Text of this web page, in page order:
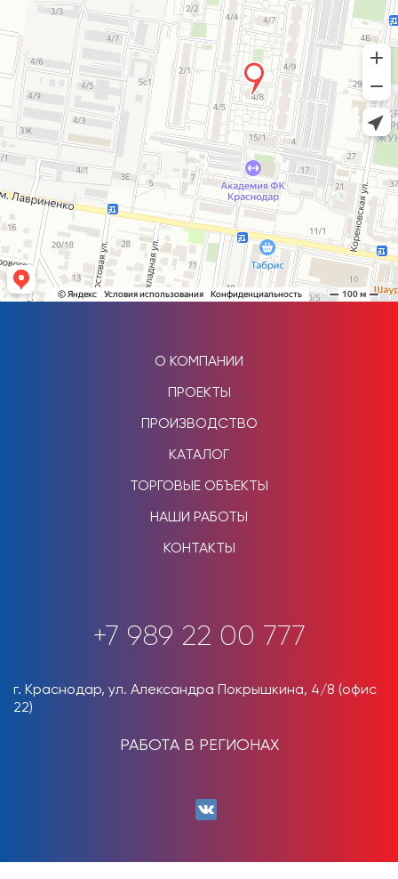
О КОМПАНИИ
ПРОЕКТЫ
ПРОИЗВОДСТВО
КАТАЛОГ
ТОРГОВЫЕ ОБЪЕКТЫ
НАШИ РАБОТЫ
КОНТАКТЫ
+7 989 22 00 777
г. Краснодар, ул. Александра Покрышкина, 4/8 (офис
22)
РАБОТА В РЕГИОНАХ